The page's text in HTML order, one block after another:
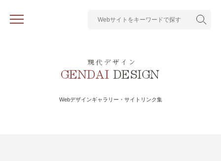
Webデザインギャラリー・サイトリンク集